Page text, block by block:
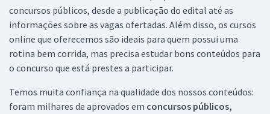
concursos públicos, desde a publicação do edital até as
informações sobre as vagas ofertadas. Além disso, os cursos
online que oferecemos são ideais para quem possui uma
rotina bem corrida, mas precisa estudar bons conteúdos para
o concurso que está prestes a participar.
Temos muita confiança na qualidade dos nossos conteúdos:
foram milhares de aprovados em concursos públicos,